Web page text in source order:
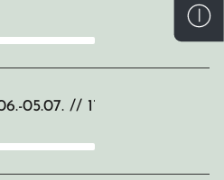
05.07. // 11.07.–19.07. //